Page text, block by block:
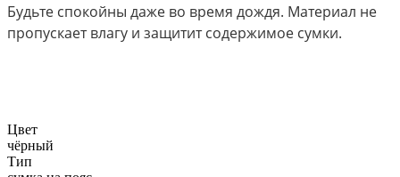
Будьте спокойны даже во время дождя. Материал не
пропускает влагу и защитит содержимое сумки.
Цвет
чёрный
Тип